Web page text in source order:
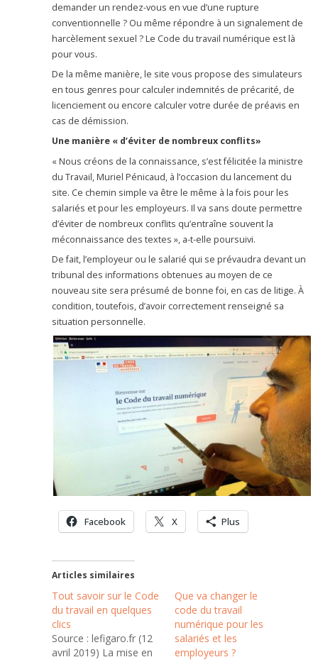
demander un rendez-vous en vue d’une rupture
conventionnelle ? Ou même répondre à un signalement de
harcèlement sexuel ? Le Code du travail numérique est là
pour vous.
De la même manière, le site vous propose des simulateurs
en tous genres pour calculer indemnités de précarité, de
licenciement ou encore calculer votre durée de préavis en
cas de démission.
Une manière « d’éviter de nombreux conflits»
« Nous créons de la connaissance, s’est félicitée la ministre
du Travail, Muriel Pénicaud, à l’occasion du lancement du
site. Ce chemin simple va être le même à la fois pour les
salariés et pour les employeurs. Il va sans doute permettre
d’éviter de nombreux conflits qu’entraîne souvent la
méconnaissance des textes », a-t-elle poursuivi.
De fait, l’employeur ou le salarié qui se prévaudra devant un
tribunal des informations obtenues au moyen de ce
nouveau site sera présumé de bonne foi, en cas de litige. À
condition, toutefois, d’avoir correctement renseigné sa
situation personnelle.
Facebook X Plus
Articles similaires
Tout savoir sur le Code
du travail en quelques
clics
Source : lefigaro.fr (12
avril 2019) La mise en
Que va changer le
code du travail
numérique pour les
salariés et les
employeurs ?